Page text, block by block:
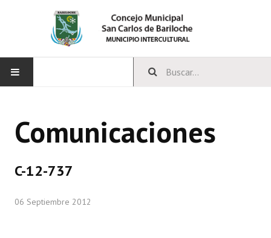
CONCEJO
Comisiones Permanentes
Comunicaciones
C-12-737
06 Septiembre 2012